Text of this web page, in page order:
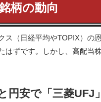
柄の動向
ス（日経平均やTOPIX）の
はずです。しかし、高配当
円安で「三菱UFJ